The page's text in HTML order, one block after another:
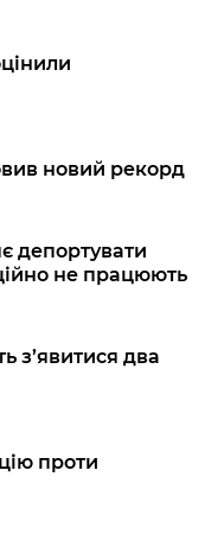
новий рекорд
депортувати
не працюють
з’явитися два
проти